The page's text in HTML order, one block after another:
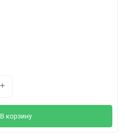
В корзину